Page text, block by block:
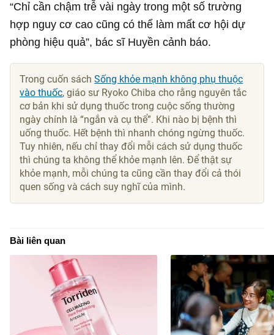
“Chỉ cần chậm trễ vài ngày trong một số trường
hợp nguy cơ cao cũng có thể làm mất cơ hội dự
phòng hiệu quả”, bác sĩ Huyền cảnh báo.
Trong cuốn sáchSống khỏe mạnh không phụ thuộc
vào thuốc, giáo sư Ryoko Chiba cho rằng nguyên tắc
cơ bản khi sử dụng thuốc trong cuộc sống thường
ngày chính là “ngắn và cụ thể”. Khi nào bị bệnh thì
uống thuốc. Hết bệnh thì nhanh chóng ngừng thuốc.
Tuy nhiên, nếu chỉ thay đổi mỗi cách sử dụng thuốc
thì chúng ta không thể khỏe mạnh lên. Để thật sự
khỏe mạnh, mỗi chúng ta cũng cần thay đổi cả thói
quen sống và cách suy nghĩ của mình.
Bài liên quan